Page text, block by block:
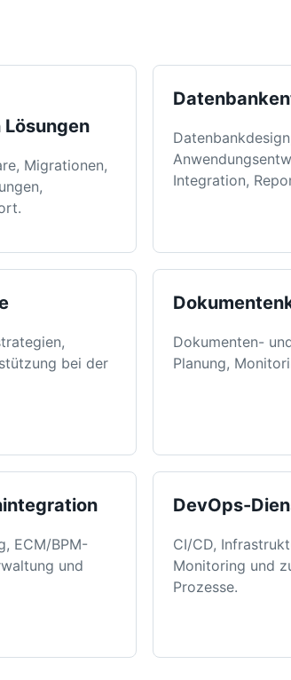
Migrationen,
Integration,
bei der
Dokumenten-
Planung,
ECM/BPM-
und
DevOps-
CI/CD,
Monitoring und
Prozesse.